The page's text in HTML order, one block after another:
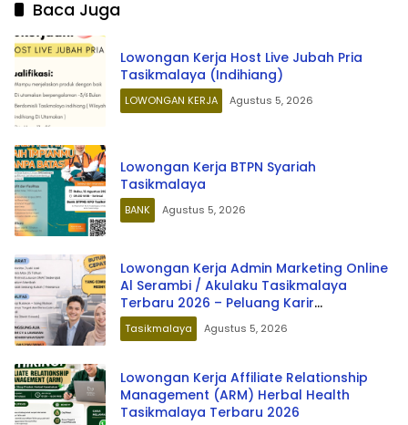
Baca Juga
Lowongan Kerja Host Live Jubah Pria
Tasikmalaya (Indihiang)
LOWONGAN KERJA Agustus 5, 2026
Lowongan Kerja BTPN Syariah
Tasikmalaya
BANK Agustus 5, 2026
Lowongan Kerja Admin Marketing Online
Al Serambi / Akulaku Tasikmalaya
Terbaru 2026 – Peluang Karir
Mangkubumi
Tasikmalaya Agustus 5, 2026
Lowongan Kerja Affiliate Relationship
Management (ARM) Herbal Health
Tasikmalaya Terbaru 2026